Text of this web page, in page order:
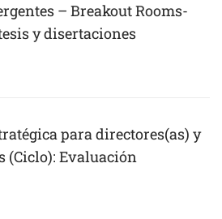
– Breakout Rooms-
y disertaciones
para directores(as) y
(Ciclo): Evaluación